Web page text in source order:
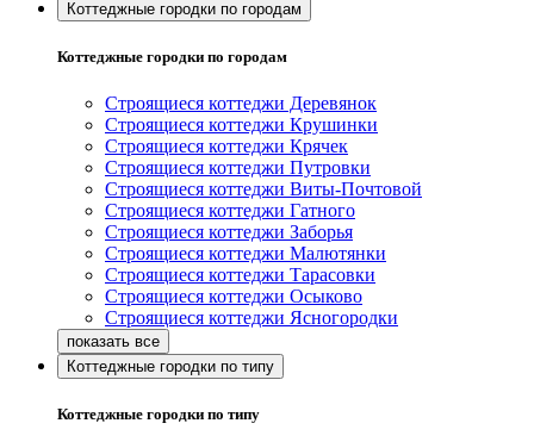
Коттеджные городки по городам
Коттеджные городки по городам
Строящиеся коттеджи Деревянок
Строящиеся коттеджи Крушинки
Строящиеся коттеджи Крячек
Строящиеся коттеджи Путровки
Строящиеся коттеджи Виты-Почтовой
Строящиеся коттеджи Гатного
Строящиеся коттеджи Заборья
Строящиеся коттеджи Малютянки
Строящиеся коттеджи Тарасовки
Строящиеся коттеджи Осыково
Строящиеся коттеджи Ясногородки
Коттеджные городки по типу
Коттеджные городки по типу